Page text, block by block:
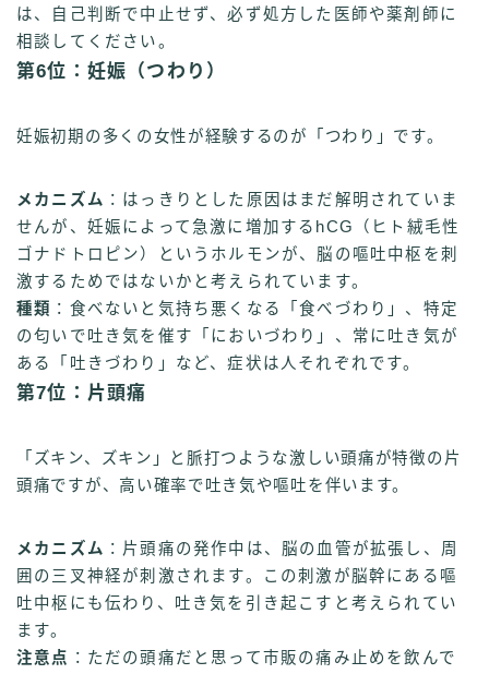
は、自己判断で中止せず、必ず処方した医師や薬剤師に
相談してください。
第6位：妊娠（つわり）
妊娠初期の多くの女性が経験するのが「つわり」です。
メカニズム ：はっきりとした原因はまだ解明されていま
せんが、妊娠によって急激に増加するhCG（ヒト絨毛性
ゴナドトロピン）というホルモンが、脳の嘔吐中枢を刺
激するためではないかと考えられています。
種類 ：食べないと気持ち悪くなる「食べづわり」、特定
の匂いで吐き気を催す「においづわり」、常に吐き気が
ある「吐きづわり」など、症状は人それぞれです。
第7位：片頭痛
「ズキン、ズキン」と脈打つような激しい頭痛が特徴の片
頭痛ですが、高い確率で吐き気や嘔吐を伴います。
メカニズム ：片頭痛の発作中は、脳の血管が拡張し、周
囲の三叉神経が刺激されます。この刺激が脳幹にある嘔
吐中枢にも伝わり、吐き気を引き起こすと考えられてい
ます。
注意点 ：ただの頭痛だと思って市販の痛み止めを飲んで